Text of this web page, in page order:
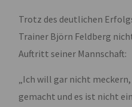
Trotz des deutlichen
Trainer Björn Feldberg
Auftritt seiner Mannschaft:
„Ich will gar nicht
gemacht und es ist nicht